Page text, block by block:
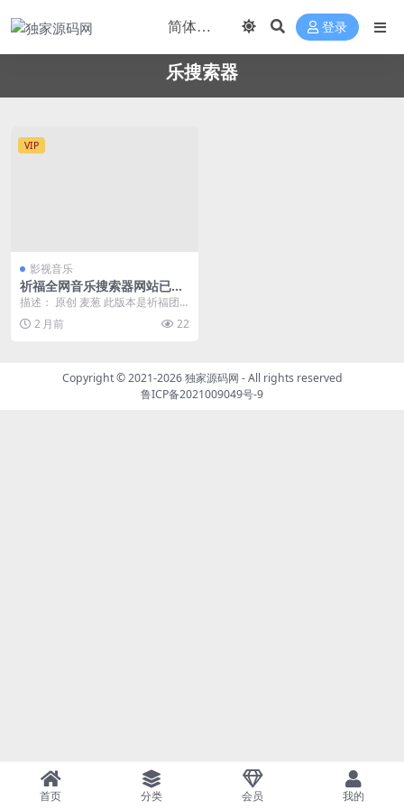
登录
乐搜索器
VIP
影视音乐
祈福全网音乐搜索器网站已修
复最新开源纯净开源
描述： 原创 麦葱 此版本是祈福团
队进行的修复和更新， 全网音乐搜
索程序，支持多...
2 月前 22
Copyright © 2021-2026独家源码网 - All rights reserved
鲁ICP备2021009049号-9
首页 分类 会员 我的